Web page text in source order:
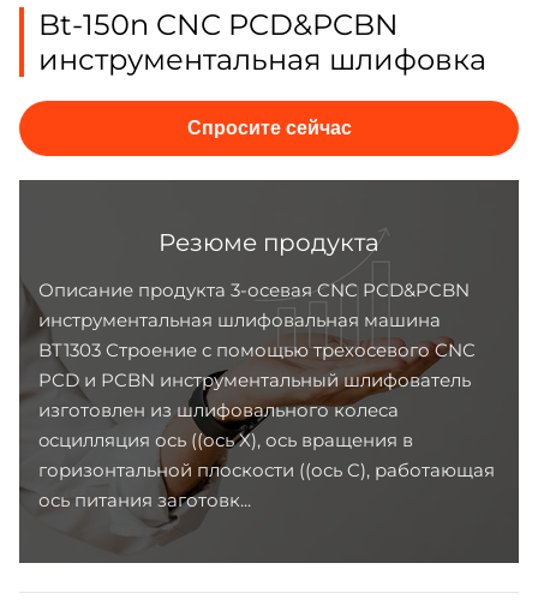
Bt-150n CNC PCD&PCBN
инструментальная шлифовка
Спросите сейчас
Резюме продукта
Описание продукта 3-осевая CNC PCD&PCBN
инструментальная шлифовальная машина
BT1303 Строение с помощью трехосевого CNC
PCD и PCBN инструментальный шлифователь
изготовлен из шлифовального колеса
oсцилляция ось ((ось X), ось вращения в
горизонтальной плоскости ((ось C), работающая
ось питания заготовк...